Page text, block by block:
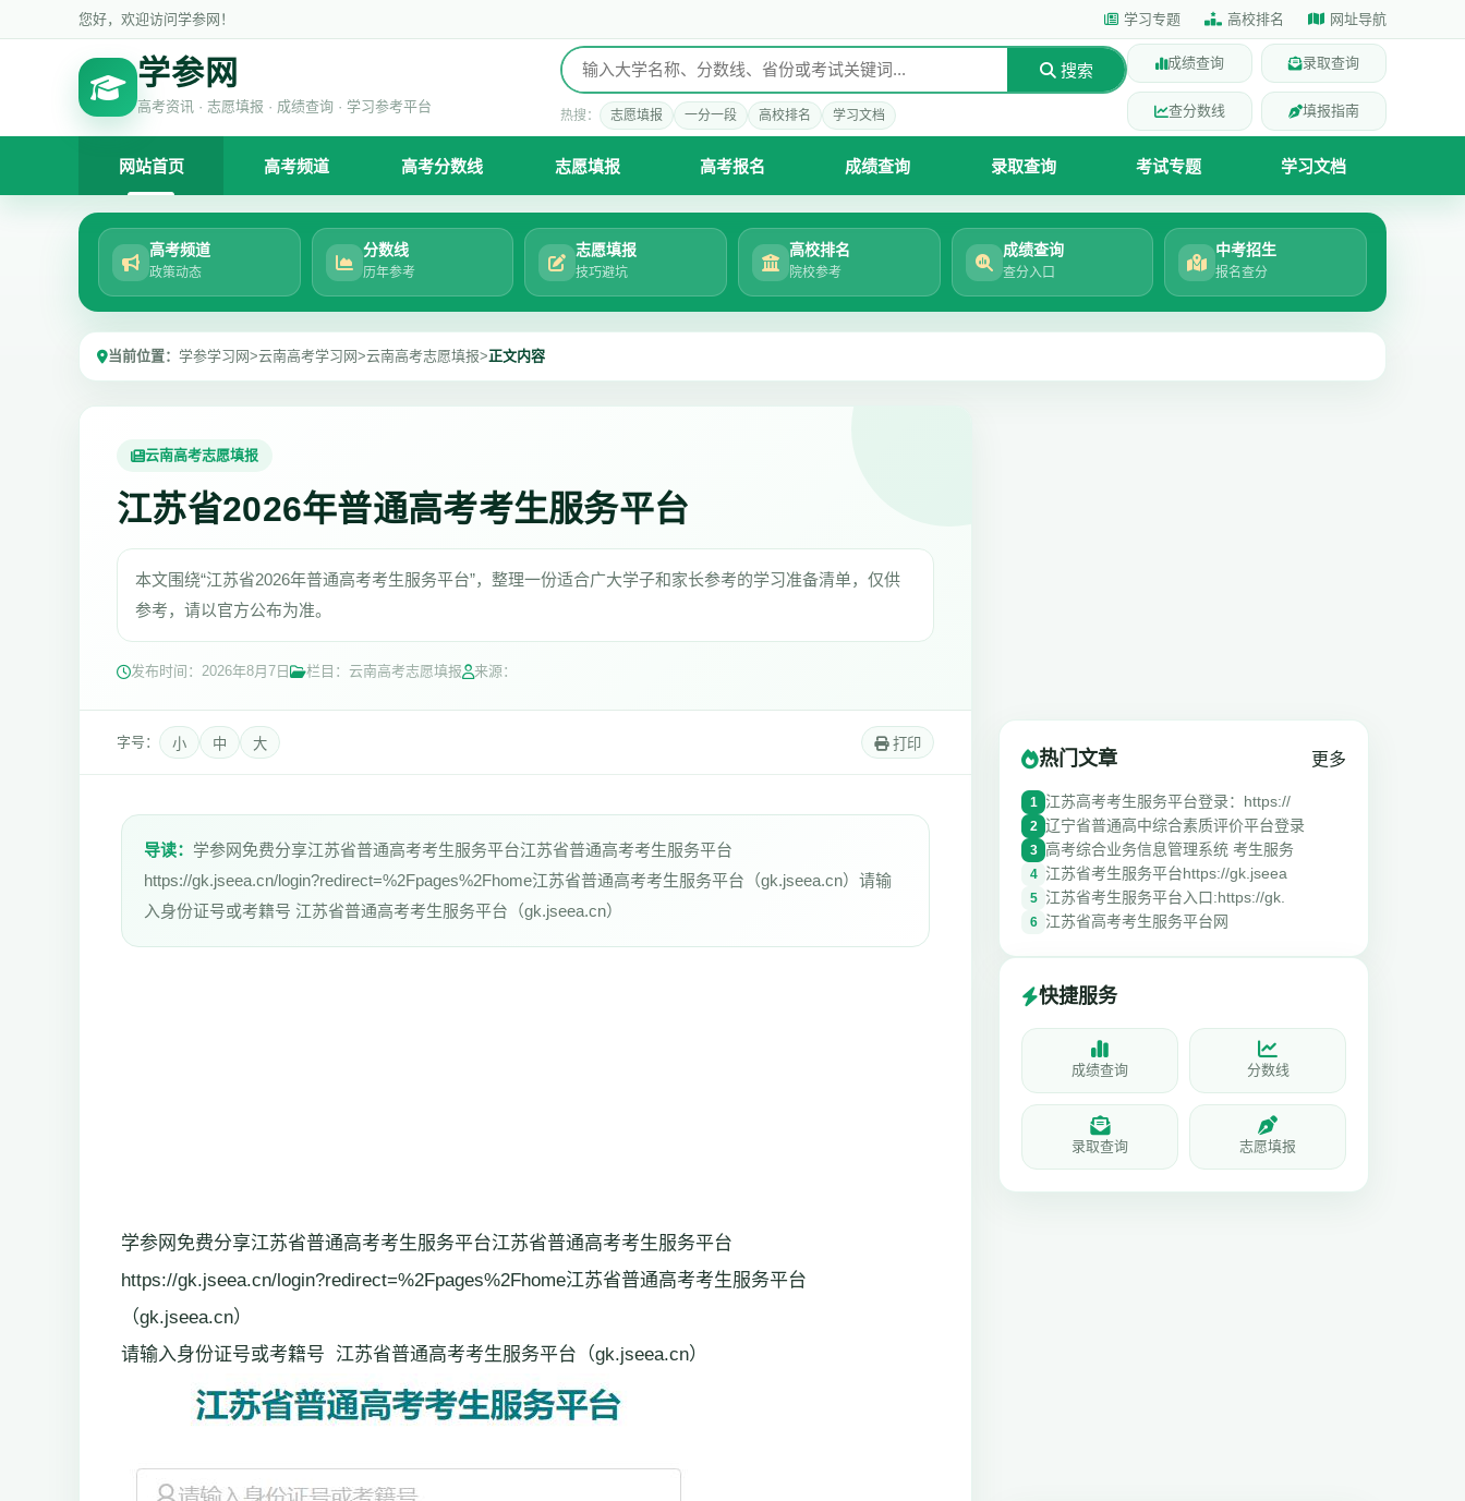
您好，欢迎访问学参网！ 学习专题 高校排名 网址导航
学参网
高考资讯 · 志愿填报 · 成绩查询 · 学习参考平台
搜索
热搜： 志愿填报 一分一段 高校排名 学习文档
成绩查询 录取查询
查分数线 填报指南
网站首页 高考频道 高考分数线 志愿填报 高考报名 成绩查询 录取查询 考试专题 学习文档
高考频道
政策动态
分数线
历年参考
志愿填报
技巧避坑
高校排名
院校参考
成绩查询
查分入口
中考招生
报名查分
当前位置： 学参学习网>云南高考学习网>云南高考志愿填报>正文内容
云南高考志愿填报
江苏省2026年普通高考考生服务平台
本文围绕“江苏省2026年普通高考考生服务平台”，整理一份适合广大学子和家长参考的学习准备清单，仅供
参考，请以官方公布为准。
发布时间： 2026年8月7日 栏目：云南高考志愿填报 来源：
字号： 小 中 大 打印
导读： 学参网免费分享江苏省普通高考考生服务平台江苏省普通高考考生服务平台
https://gk.jseea.cn/login?redirect=%2Fpages%2Fhome江苏省普通高考考生服务平台（gk.jseea.cn）请输
入身份证号或考籍号 江苏省普通高考考生服务平台（gk.jseea.cn）
学参网免费分享江苏省普通高考考生服务平台江苏省普通高考考生服务平台
https://gk.jseea.cn/login?redirect=%2Fpages%2Fhome江苏省普通高考考生服务平台
（gk.jseea.cn）
请输入身份证号或考籍号 江苏省普通高考考生服务平台（gk.jseea.cn）
热门文章 更多
1 江苏高考考生服务平台登录：https://
2 辽宁省普通高中综合素质评价平台登录
3 高考综合业务信息管理系统 考生服务
4 江苏省考生服务平台https://gk.jseea
5 江苏省考生服务平台入口:https://gk.
6 江苏省高考考生服务平台网
快捷服务
成绩查询 分数线
录取查询 志愿填报